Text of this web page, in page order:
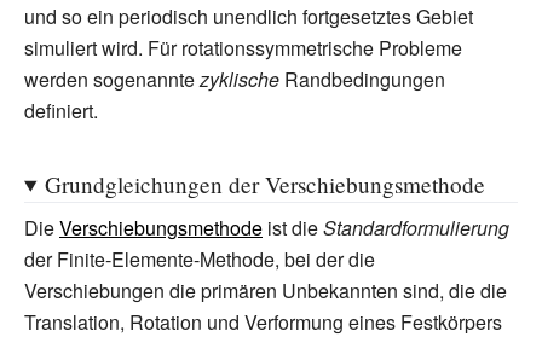
und so ein periodisch unendlich fortgesetztes Gebiet
simuliert wird. Für rotationssymmetrische Probleme
werden sogenanntezyklische Randbedingungen
definiert.
Grundgleichungen der Verschiebungsmethode
DieVerschiebungsmethode ist dieStandardformulierung
der Finite-Elemente-Methode, bei der die
Verschiebungen die primären Unbekannten sind, die die
Translation, Rotation und Verformung eines Festkörpers